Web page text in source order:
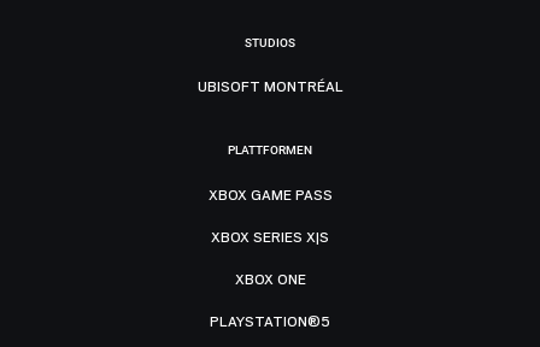
STUDIOS
UBISOFT MONTRÉAL
PLATTFORMEN
XBOX GAME PASS
XBOX SERIES X|S
XBOX ONE
PLAYSTATION®5